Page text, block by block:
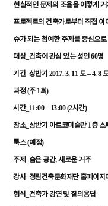
현실적인 문제의 조율을 어떻게 거
프로젝트의 건축가로부터 직접 이
슈가 되는첨예한 주제를 중심으로
대상_ 건축에 관심 있는 성인60명
기간_ 상반기 2017. 3. 11 토– 4. 8
과정(주1회)
시간_11:00 – 13:00 (2시간)
장소_ 상반기 아르코미술관1층 스
룩스(예정)
주제 숨은 공간,새로운거주
강사_ 정림건축문화재단 홈페이지
형식 건축가 강연 및 질의응답